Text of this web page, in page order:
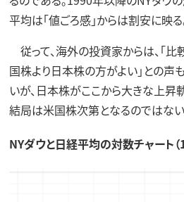
平均は「値ごろ感」からは割安に映る
従って、海外の投資家からは、「
国株より日本株の方がよい」との声
いが、日本株がここから大きな上昇
結局は米国株次第となるのではない
NYダウと日経平均の対数チャート